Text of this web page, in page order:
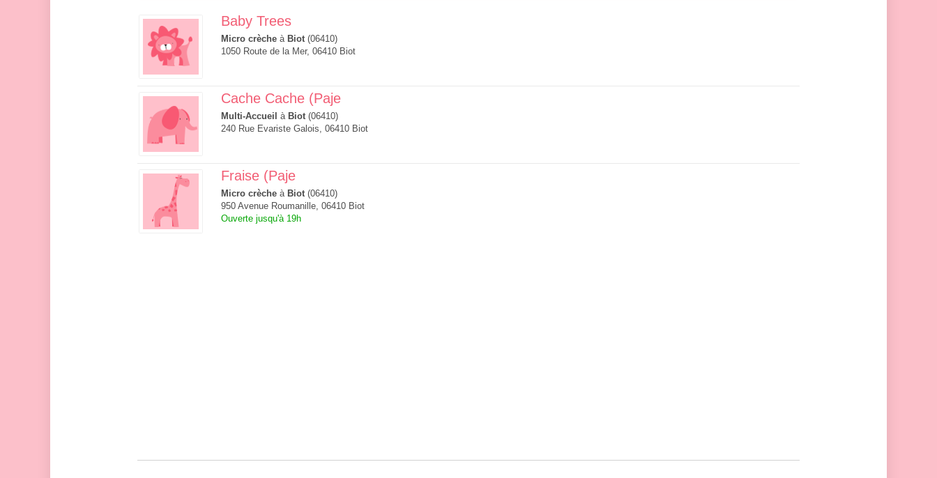
Baby Trees
Micro crèche à Biot(06410)
1050 Route de la Mer, 06410 Biot
Cache Cache (Paje
Multi-Accueil à Biot(06410)
240 Rue Evariste Galois, 06410 Biot
Fraise (Paje
Micro crèche à Biot(06410)
950 Avenue Roumanille, 06410 Biot
Ouverte jusqu'à 19h